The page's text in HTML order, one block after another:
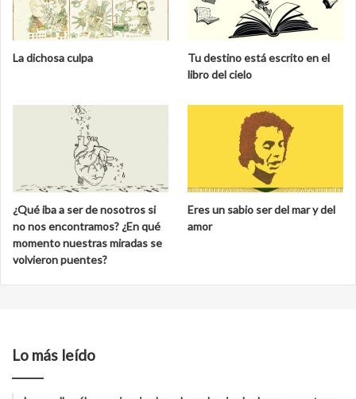
La dichosa culpa
Tu destino está escrito en el
libro del cielo
¿Qué iba a ser de nosotros si
no nos encontramos? ¿En qué
momento nuestras miradas se
volvieron puentes?
Eres un sabio ser del mar y del
amor
Lo más leído